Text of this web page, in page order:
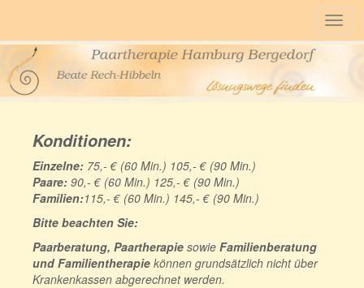
Konditionen:
Einzelne: 75,- € (60 Min.) 105,- € (90 Min.)
Paare: 90,- € (60 Min.) 125,- € (90 Min.)
Familien:115,- € (60 Min.) 145,- € (90 Min.)
Bitte beachten Sie:
Paarberatung, Paartherapie sowie Familienberatung
und Familientherapie können grundsätzlich nicht über
Krankenkassen abgerechnet werden.